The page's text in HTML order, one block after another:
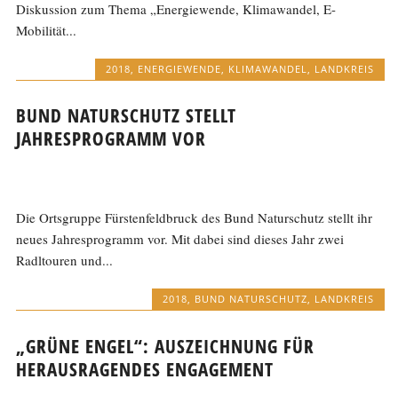
Diskussion zum Thema „Energiewende, Klimawandel, E-
Mobilität...
2018 ENERGIEWENDE KLIMAWANDEL LANDKREIS
BUND NATURSCHUTZ STELLT
JAHRESPROGRAMM VOR
Die Ortsgruppe Fürstenfeldbruck des Bund Naturschutz stellt ihr
neues Jahresprogramm vor. Mit dabei sind dieses Jahr zwei
Radltouren und...
2018, BUND NATURSCHUTZ, LANDKREIS
„GRÜNE ENGEL“: AUSZEICHNUNG FÜR
HERAUSRAGENDES ENGAGEMENT